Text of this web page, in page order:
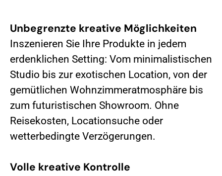
Unbegrenzte kreative Möglichkeiten
Inszenieren Sie Ihre Produkte in jedem
erdenklichen Setting: Vom minimalistischen
Studio bis zur exotischen Location, von der
gemütlichen Wohnzimmeratmosphäre bis
zum futuristischen Showroom. Ohne
Reisekosten, Locationsuche oder
wetterbedingte Verzögerungen.
Volle kreative Kontrolle